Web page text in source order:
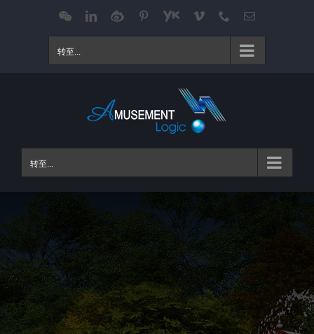
WeChatLinkedIn
Weibo Pinterest
Youku Vimeo Phone电
转至...
转至...